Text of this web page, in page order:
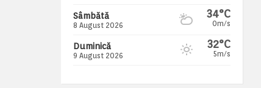
Sâmbătă
8 August 2026
34°C
0m/s
Duminică
9 August 2026
32°C
5m/s